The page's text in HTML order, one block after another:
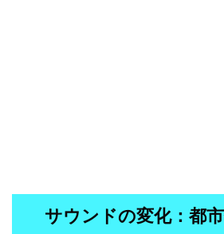
サウンドの変化：都